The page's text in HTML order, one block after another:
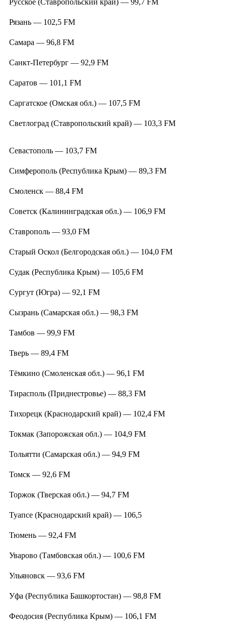
Русское (Ставропольский край) — 99,7 FM
Рязань — 102,5 FM
Самара — 96,8 FM
Санкт-Петербург — 92,9 FM
Саратов — 101,1 FM
Саргатское (Омская обл.) — 107,5 FM
Светлоград (Ставропольский край) — 103,3 FM
Севастополь — 103,7 FM
Симферополь (Республика Крым) — 89,3 FM
Смоленск — 88,4 FM
Советск (Калининградская обл.) — 106,9 FM
Ставрополь — 93,0 FM
Старый Оскол (Белгородская обл.) — 104,0 FM
Судак (Республика Крым) — 105,6 FM
Сургут (Югра) — 92,1 FM
Сызрань (Самарская обл.) — 98,3 FM
Тамбов — 99,9 FM
Тверь — 89,4 FM
Тёмкино (Смоленская обл.) — 96,1 FM
Тирасполь (Приднестровье) — 88,3 FM
Тихорецк (Краснодарский край) — 102,4 FM
Токмак (Запорожская обл.) — 104,9 FM
Тольятти (Самарская обл.) — 94,9 FM
Томск — 92,6 FM
Торжок (Тверская обл.) — 94,7 FM
Туапсе (Краснодарский край) — 106,5
Тюмень — 92,4 FM
Уварово (Тамбовская обл.) — 100,6 FM
Ульяновск — 93,6 FM
Уфа (Республика Башкортостан) — 98,8 FM
Феодосия (Республика Крым) — 106,1 FM